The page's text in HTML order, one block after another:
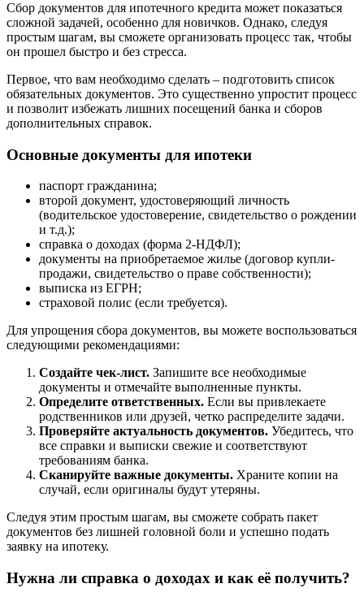
Сбор документов для ипотечного кредита может показаться
сложной задачей, особенно для новичков. Однако, следуя
простым шагам, вы сможете организовать процесс так, чтобы
он прошел быстро и без стресса.
Первое, что вам необходимо сделать – подготовить список
обязательных документов. Это существенно упростит процесс
и позволит избежать лишних посещений банка и сборов
дополнительных справок.
Основные документы для ипотеки
паспорт гражданина;
второй документ, удостоверяющий личность
(водительское удостоверение, свидетельство о рождении
и т.д.);
справка о доходах (форма 2-НДФЛ);
документы на приобретаемое жилье (договор купли-
продажи, свидетельство о праве собственности);
выписка из ЕГРН;
страховой полис (если требуется).
Для упрощения сбора документов, вы можете воспользоваться
следующими рекомендациями:
Создайте чек-лист. Запишите все необходимые
документы и отмечайте выполненные пункты.
Определите ответственных. Если вы привлекаете
родственников или друзей, четко распределите задачи.
Проверяйте актуальность документов. Убедитесь, что
все справки и выписки свежие и соответствуют
требованиям банка.
Сканируйте важные документы. Храните копии на
случай, если оригиналы будут утеряны.
Следуя этим простым шагам, вы сможете собрать пакет
документов без лишней головной боли и успешно подать
заявку на ипотеку.
Нужна ли справка о доходах и как её получить?